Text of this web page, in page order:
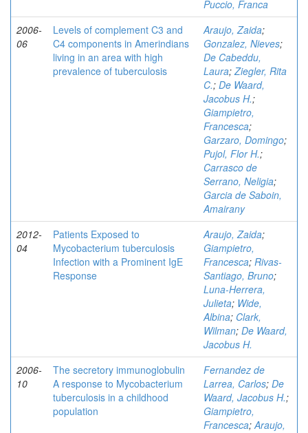
Puccio, Franca
2006-
06
Levels of complement C3 and
C4 components in Amerindians
living in an area with high
prevalence of tuberculosis
Araujo, Zaida;
Gonzalez, Nieves;
De Cabeddu,
Laura;Ziegler, Rita
C.; De Waard,
Jacobus H.;
Giampietro,
Francesca;
Garzaro, Domingo;
Pujol, Flor H.;
Carrasco de
Serrano, Neligia;
Garcia de Saboin,
Amairany
2012-
04
Patients Exposed to
Mycobacterium tuberculosis
Infection with a Prominent IgE
Response
Araujo, Zaida;
Giampietro,
Francesca; Rivas-
Santiago, Bruno;
Luna-Herrera,
Julieta; Wide,
Albina; Clark,
Wilman; De Waard,
Jacobus H.
2006-
10
The secretory immunoglobulin
A response to Mycobacterium
tuberculosis in a childhood
population
Fernandez de
Larrea, Carlos; De
Waard, Jacobus H.;
Giampietro,
Francesca;Araujo,